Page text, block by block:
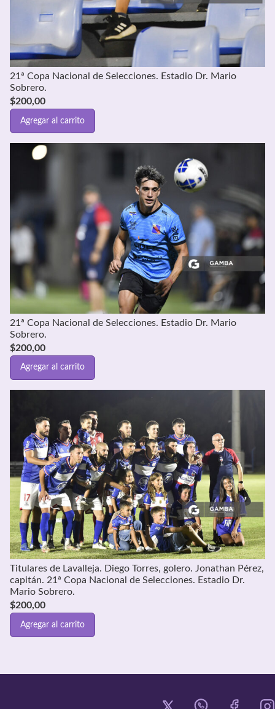
21ª Copa Nacional de Selecciones. Estadio Dr. Mario
Sobrero.
$200,00
Agregar al carrito
21ª Copa Nacional de Selecciones. Estadio Dr. Mario
Sobrero.
$200,00
Agregar al carrito
Titulares de Lavalleja. Diego Torres, golero. Jonathan Pérez,
capitán. 21ª Copa Nacional de Selecciones. Estadio Dr.
Mario Sobrero.
$200,00
Agregar al carrito